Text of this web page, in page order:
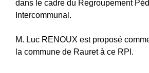
dans le cadre du Regroupement
Intercommunal.
M. Luc RENOUX est proposé
la commune de Rauret à ce RPI.